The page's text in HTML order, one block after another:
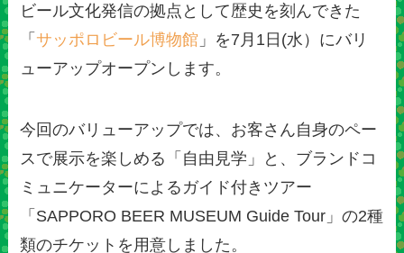
ビール文化発信の拠点として歴史を刻んできた
「サッポロビール博物館 」を7月1日(水）にバリ
ューアップオープンします。
今回のバリューアップでは、お客さん自身のペー
スで展示を楽しめる「自由見学」と、ブランドコ
ミュニケーターによるガイド付きツアー
「SAPPORO BEER MUSEUM Guide Tour」の2種
類のチケットを用意しました。